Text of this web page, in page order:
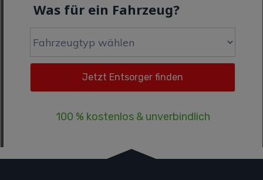
Was für ein Fahrzeug?
100 % kostenlos & unverbindlich